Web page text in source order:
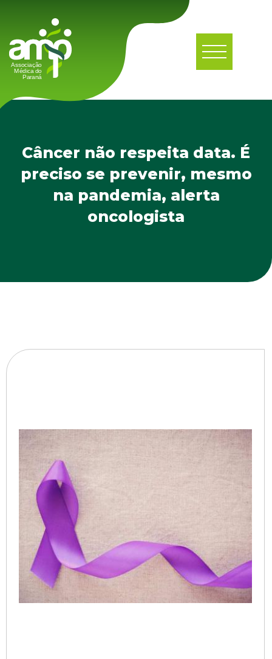
Câncer não respeita data. É
preciso se prevenir, mesmo
na pandemia, alerta
oncologista